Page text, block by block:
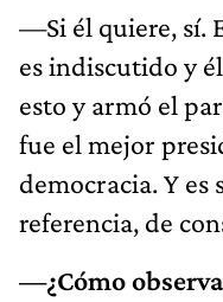
—Si él quiere, sí.
es indiscutido y
esto y armó el
fue el mejor
democracia. Y es
referencia, de
—¿Cómo